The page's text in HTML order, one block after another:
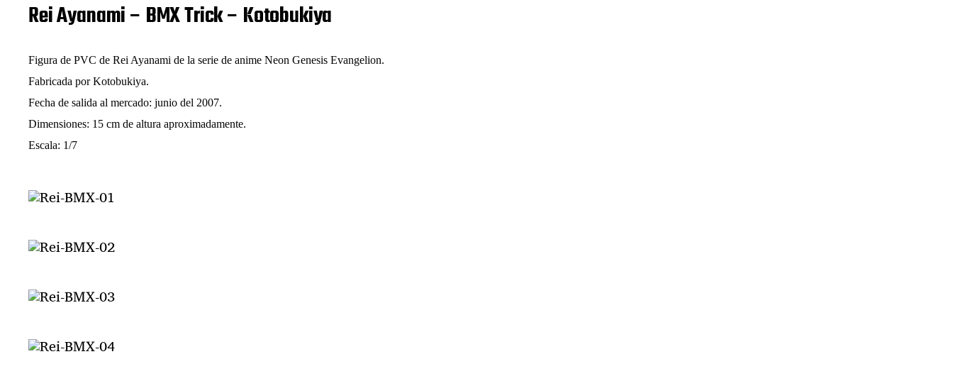
d
a
e
n
t
r
a
Rei Ayanami – BMX Trick – Kotobukiya
Figura de PVC de Rei Ayanami de la serie de anime Neon Genesis Evangelion.
Fabricada por Kotobukiya.
Fecha de salida al mercado: junio del 2007.
Dimensiones: 15 cm de altura aproximadamente.
Escala: 1/7